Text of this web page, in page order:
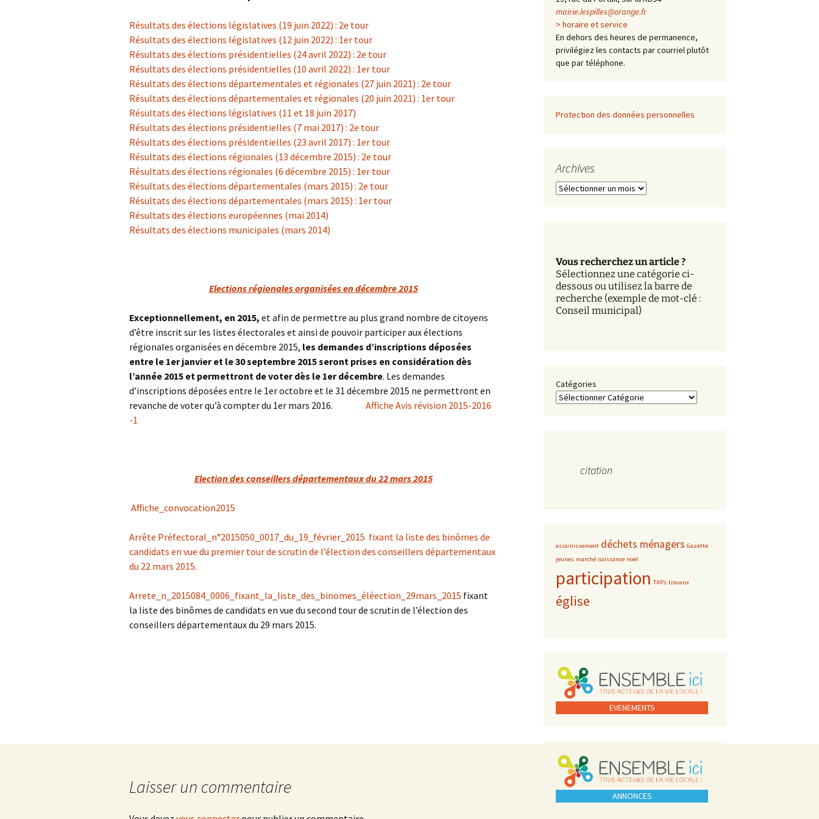
Arrêtés
Prévention
Résultats des élections législatives (19 juin 2022) : 2e tour
Résultats des élections législatives (12 juin 2022) : 1er tour
Résultats des élections présidentielles (24 avril 2022) : 2e tour
Résultats des élections présidentielles (10 avril 2022) : 1er tour
Résultats des élections départementales et régionales (27 juin 2021) : 2e tour
Résultats des élections départementales et régionales (20 juin 2021) : 1er tour
Résultats des élections législatives (11 et 18 juin 2017)
Résultats des élections présidentielles (7 mai 2017) : 2e tour
Résultats des élections présidentielles (23 avril 2017) : 1er tour
Résultats des élections régionales (13 décembre 2015) : 2e tour
Résultats des élections régionales (6 décembre 2015) : 1er tour
Résultats des élections départementales (mars 2015) : 2e tour
Résultats des élections départementales (mars 2015) : 1er tour
Résultats des élections européennes (mai 2014)
Résultats des élections municipales (mars 2014)
Elections régionales organisées en décembre 2015
Exceptionnellement, en 2015, et afin de permettre au plus grand nombre de citoyens
d’être inscrit sur les listes électorales et ainsi de pouvoir participer aux élections
régionales organisées en décembre 2015, les demandes d’inscriptions déposées
entre le 1er janvier et le 30 septembre 2015 seront prises en considération dès
l’année 2015 et permettront de voter dès le 1er décembre. Les demandes
d’inscriptions déposées entre le 1er octobre et le 31 décembre 2015 ne permettront en
revanche de voter qu’à compter du 1er mars 2016. Affiche Avis révision 2015-2016
-1
Election des conseillers départementaux du 22 mars 2015
Affiche_convocation2015
Arrête Préfectoral_n°2015050_0017_du_19_février_2015 fixant la liste des binômes de
candidats en vue du premier tour de scrutin de l’élection des conseillers départementaux
du 22 mars 2015.
Arrete_n_2015084_0006_fixant_la_liste_des_binomes_éléection_29mars_2015 fixant
la liste des binômes de candidats en vue du second tour de scrutin de l’élection des
conseillers départementaux du 29 mars 2015.
Laisser un commentaire
mairie.lespilles@orange.fr
> horaire et service
En dehors des heures de permanence,
privilégiez les contacts par courriel plutôt
que par téléphone.
Protection des données personnelles
Archives
A
e
s
Vous recherchez un article ?
Sélectionnez une catégorie ci-
dessous ou utilisez la barre de
recherche (exemple de mot-clé :
Conseil municipal)
Catégories
citation
assainissement déchets ménagers Gazette
jeunes marché naissance noël
participation TAPs travaux
église
EVENEMENTS
ANNONCES